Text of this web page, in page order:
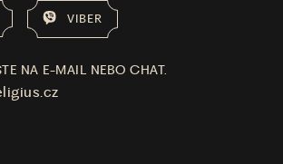
VIBER
NA E-MAIL NEBO CHAT.